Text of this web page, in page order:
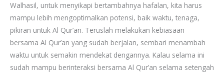
Walhasil, untuk menyikapi bertambahnya hafalan, kita harus
mampu lebih mengoptimalkan potensi, baik waktu, tenaga,
pikiran untuk Al Qur’an. Teruslah melakukan kebiasaan
bersama Al Qur’an yang sudah berjalan, sembari menambah
waktu untuk semakin mendekat dengannya. Kalau selama ini
sudah mampu berinteraksi bersama Al Qur’an selama setengah